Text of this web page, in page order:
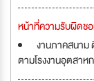
หน้าที่ความรับผิดช
งานภาคสนา
ตามโรงงานอุตสาห